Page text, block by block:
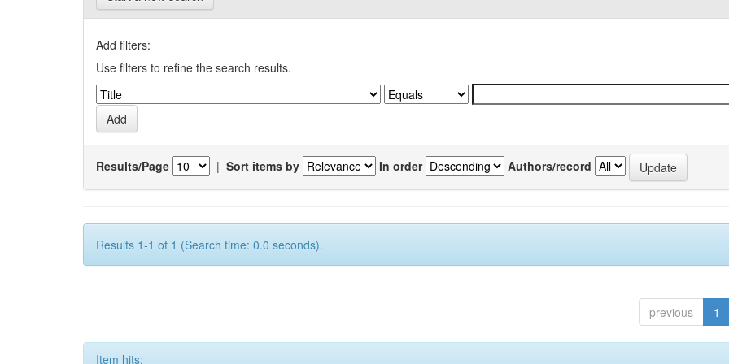
Add filters:
Use filters to refine the search results.
Results/Page | Sort items by In order Authors/record
Results 1-1 of 1 (Search time: 0.0 seconds).
previous 1
Item hits: